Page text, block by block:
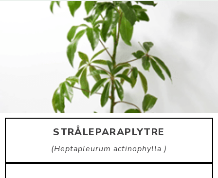
OM PLANTEPORTALEN
KONTAKT
STRÅLEPARAPLYTRE
Heptapleurum actinophylla